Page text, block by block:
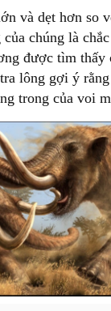
và dẹt hơn so
chúng là
được tìm thấy
lông gợi ý
trong của voi